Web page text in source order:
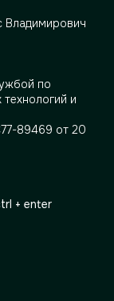
Владимирович
по
и
89469 от 20
+ enter